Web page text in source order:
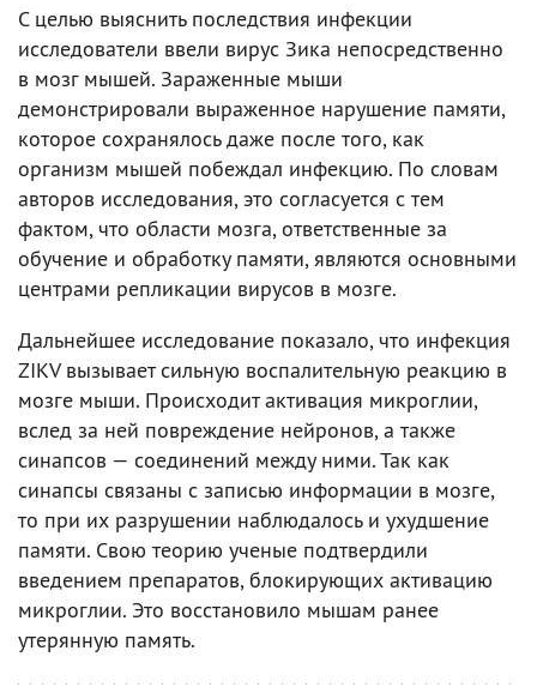
С целью выяснить последствия инфекции
исследователи ввели вирус Зика непосредственно
в мозг мышей. Зараженные мыши
демонстрировали выраженное нарушение памяти,
которое сохранялось даже после того, как
организм мышей побеждал инфекцию. По словам
авторов исследования, это согласуется с тем
фактом, что области мозга, ответственные за
обучение и обработку памяти, являются основными
центрами репликации вирусов в мозге.
Дальнейшее исследование показало, что инфекция
ZIKV вызывает сильную воспалительную реакцию в
мозге мыши. Происходит активация микроглии,
вслед за ней повреждение нейронов, а также
синапсов — соединений между ними. Так как
синапсы связаны с записью информации в мозге,
то при их разрушении наблюдалось и ухудшение
памяти. Свою теорию ученые подтвердили
введением препаратов, блокирующих активацию
микроглии. Это восстановило мышам ранее
утерянную память.